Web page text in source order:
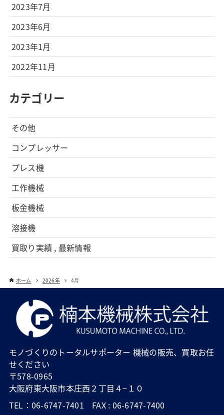
2023年7月
2023年6月
2023年1月
2022年11月
カテゴリー
その他
コンプレッサー
プレス機
工作機械
板金機械
溶接機
買取り実績 , 最新情報
ホーム 2026年 4月
モノづくりのトータルサポーター 機械の販売、買取お任
せください
〒578-0965
大阪府東大阪市本庄西２丁目４−１０
TEL：06-6747-7401 FAX : 06-6747-7400